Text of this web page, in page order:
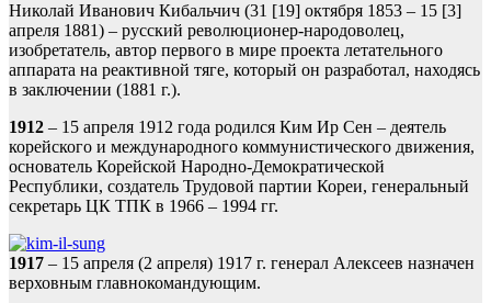
Николай Иванович Кибальчич (31 [19] октября 1853 – 15 [3]
апреля 1881) – русский революционер-народоволец,
изобретатель, автор первого в мире проекта летательного
аппарата на реактивной тяге, который он разработал, находясь
в заключении (1881 г.).
1912 – 15 апреля 1912 года родился Ким Ир Сен – деятель
корейского и международного коммунистического движения,
основатель Корейской Народно-Демократической
Республики, создатель Трудовой партии Кореи, генеральный
секретарь ЦК ТПК в 1966 – 1994 гг.
1917 – 15 апреля (2 апреля) 1917 г. генерал Алексеев назначен
верховным главнокомандующим.